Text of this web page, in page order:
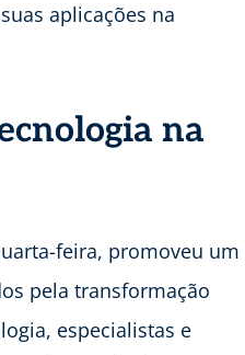
aplicações na
na
feira, promoveu um
pela transformação
especialistas e